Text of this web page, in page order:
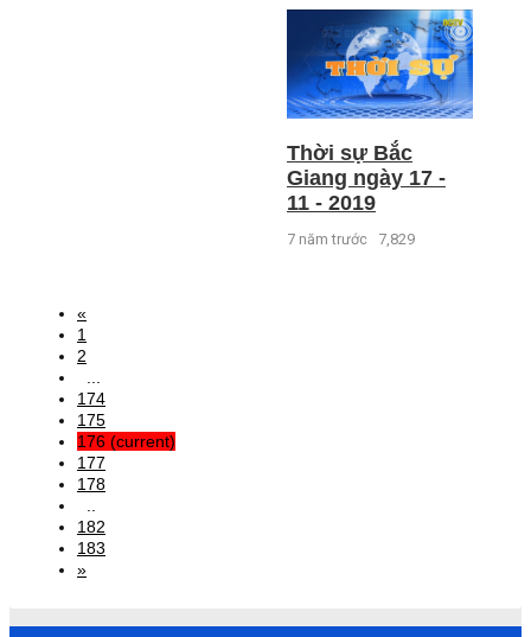
Thời sự Bắc
Giang ngày 17 -
11 - 2019
7 năm trước 7,829
«
1
2
174
175
176 (current)
177
178
182
183
»